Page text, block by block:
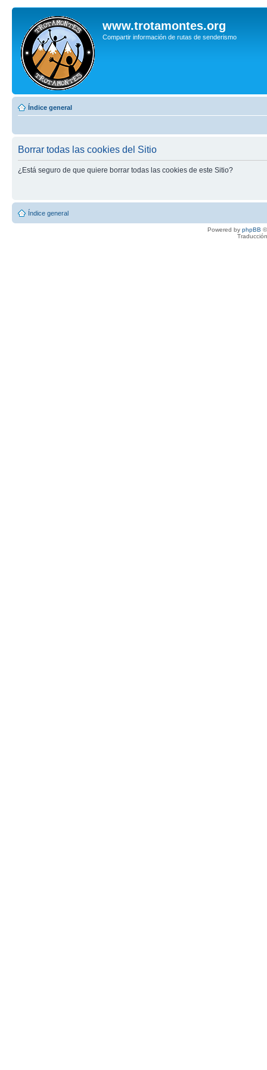
www.trotamontes.org
Compartir información de rutas de senderismo
Índice general
Borrar todas las cookies del Sitio
¿Está seguro de que quiere borrar todas las cookies de este Sitio?
Índice general
Powered by phpBB